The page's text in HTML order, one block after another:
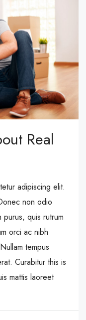
Real
adipiscing elit.
non odio
quis rutrum
orci ac nibh
tempus
Curabitur this is
mattis laoreet